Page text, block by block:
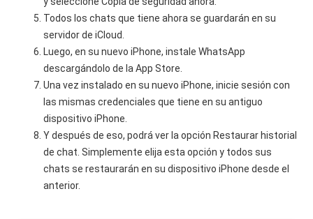
Todos los chats que tiene ahora se guardarán en su
servidor de iCloud.
Luego, en su nuevo iPhone, instale WhatsApp
descargándolo de la App Store.
Una vez instalado en su nuevo iPhone, inicie sesión con
las mismas credenciales que tiene en su antiguo
dispositivo iPhone.
Y después de eso, podrá ver la opción Restaurar historial
de chat. Simplemente elija esta opción y todos sus
chats se restaurarán en su dispositivo iPhone desde el
anterior.